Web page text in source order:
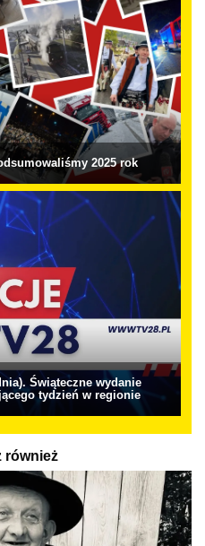
2025 rok
Świąteczne wydanie
tydzień w regionie
również